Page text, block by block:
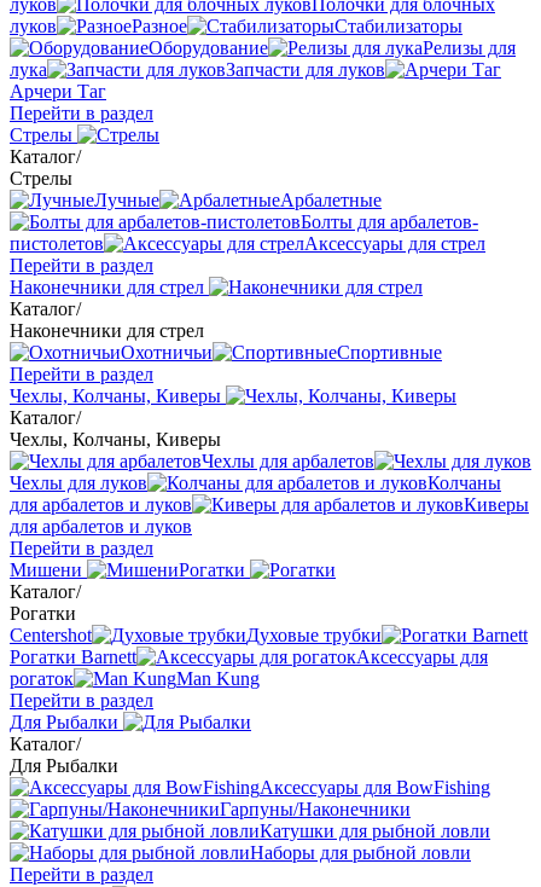
луков
Полочки для блочных
луков
Разное
Стабилизаторы
Оборудование
Релизы для
лука
Запчасти для луков
Арчери Таг
Перейти в раздел
Стрелы
Каталог/
Стрелы
Лучные
Арбалетные
Болты для арбалетов-
пистолетов
Аксессуары для стрел
Перейти в раздел
Наконечники для стрел
Каталог/
Наконечники для стрел
Охотничьи
Спортивные
Перейти в раздел
Чехлы, Колчаны, Киверы
Каталог/
Чехлы, Колчаны, Киверы
Чехлы для арбалетов
Чехлы для луков
Колчаны
для арбалетов и луков
Киверы
для арбалетов и луков
Перейти в раздел
Мишени
Рогатки
Каталог/
Рогатки
Centershot
Духовые трубки
Рогатки Barnett
Аксессуары для
рогаток
Man Kung
Перейти в раздел
Для Рыбалки
Каталог/
Для Рыбалки
Аксессуары для BowFishing
Гарпуны/Наконечники
Катушки для рыбной ловли
Наборы для рыбной ловли
Перейти в раздел